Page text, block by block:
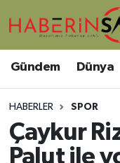
Gündem Dünya
HABERLER SPOR
Çaykur
Palut ile
Asayiş
Bilim ve
Çevre
DIŞ HABER
Nöbetçi
Hava Durumu
Trafik Durumu
Süper Lig